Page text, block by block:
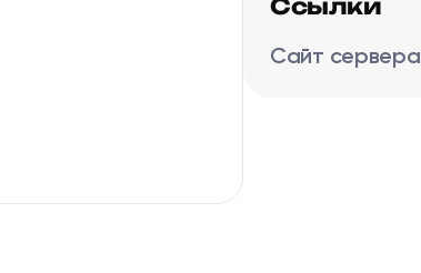
Ссылки
Сайт сервера